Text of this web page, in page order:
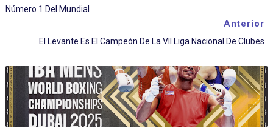
Número 1 Del Mundial
Anterior
El Levante Es El Campeón De La VII Liga Nacional De Clubes